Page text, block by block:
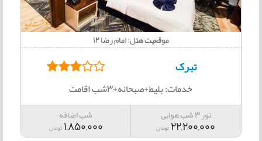
موقعیت هتل: امام رضا 12
تبرک
خدمات: بلیط+صبحانه+3شب اقامت
تور 3 شب هوایی
22,200,000تومان
شب اضافه
1,850,000 تومان